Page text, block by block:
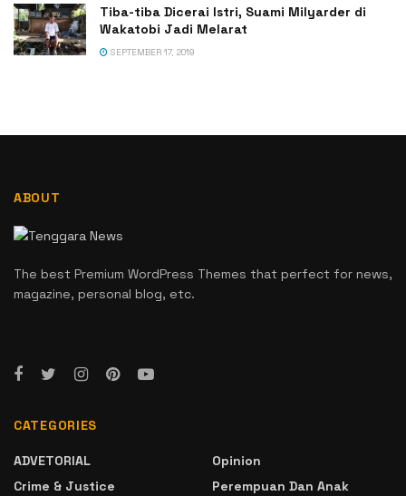
Tiba-tiba Dicerai Istri, Suami Milyarder di
Wakatobi Jadi Melarat
SEPTEMBER 17, 2019
ABOUT
The best Premium WordPress Themes that perfect for news,
magazine, personal blog, etc.
CATEGORIES
ADVETORIAL
Crime & Justice
Opinion
Perempuan Dan Anak